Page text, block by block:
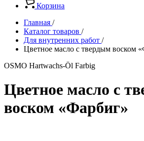
Корзина
Главная /
Каталог товаров /
Для внутренних работ /
Цветное масло с твердым воском
OSMO Hartwachs-Öl Farbig
Цветное масло с
воском «Фарбиг»